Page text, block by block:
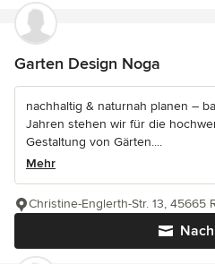
Garten Design Noga
nachhaltig & naturnah planen –
Jahren stehen wir für die
Gestaltung von Gärten....
Mehr
Christine-Englerth-Str. 13, 45665